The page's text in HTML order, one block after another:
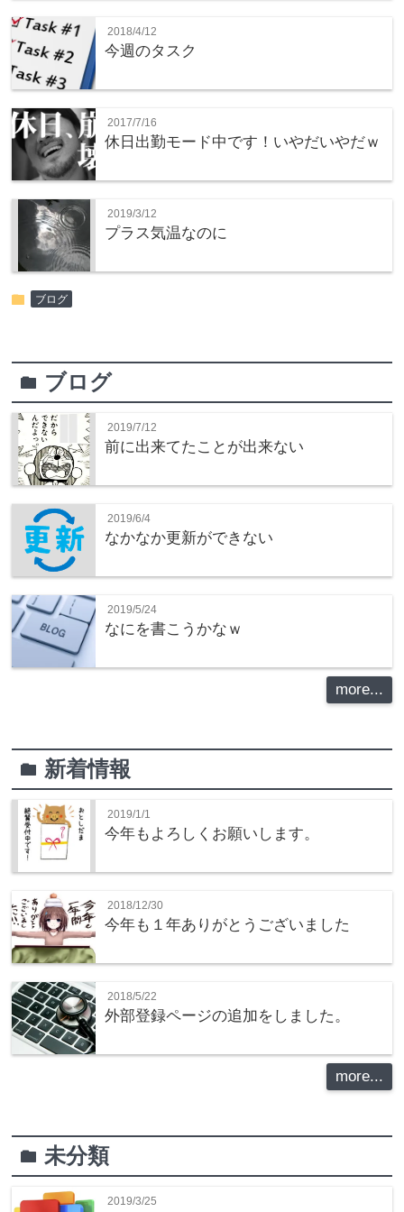
2018/4/12
今週のタスク
2017/7/16
休日出勤モード中です！いやだいやだｗ
2019/3/12
プラス気温なのに
folder ブログ
folder ブログ
2019/7/12
前に出来てたことが出来ない
2019/6/4
なかなか更新ができない
2019/5/24
なにを書こうかなｗ
more...
folder 新着情報
2019/1/1
今年もよろしくお願いします。
2018/12/30
今年も１年ありがとうございました
2018/5/22
外部登録ページの追加をしました。
more...
folder未分類
2019/3/25